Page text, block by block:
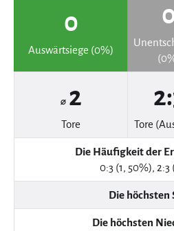
0
Auswärtsiege (0%)
⌀ 2
Tore Tore
Die Häufigkeit der
0:3 (1, 50%), 2:3
Die höchsten
Die höchsten